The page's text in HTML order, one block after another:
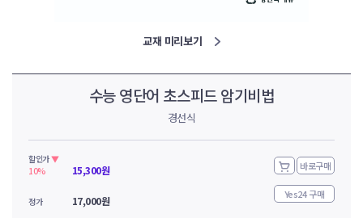
교재 미리보기
수능 영단어 초스피드 암기비법
경선식
할인가▼
10%
15,300원
정가 17,000원
바로구매
Yes24 구매